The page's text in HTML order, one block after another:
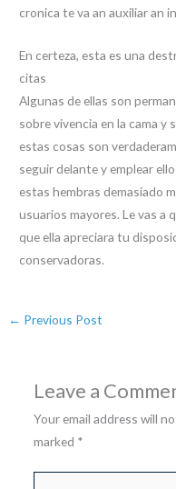
cronica te va an auxiliar an
En certeza, esta es una
citas
Algunas de ellas son
sobre vivencia en la cama y
estas cosas son
seguir delante y emplear
estas hembras demasiado
usuarios mayores. Le vas a
que ella apreciara tu
conservadoras.
← Previous Post
Leave a
Your email address will
marked *